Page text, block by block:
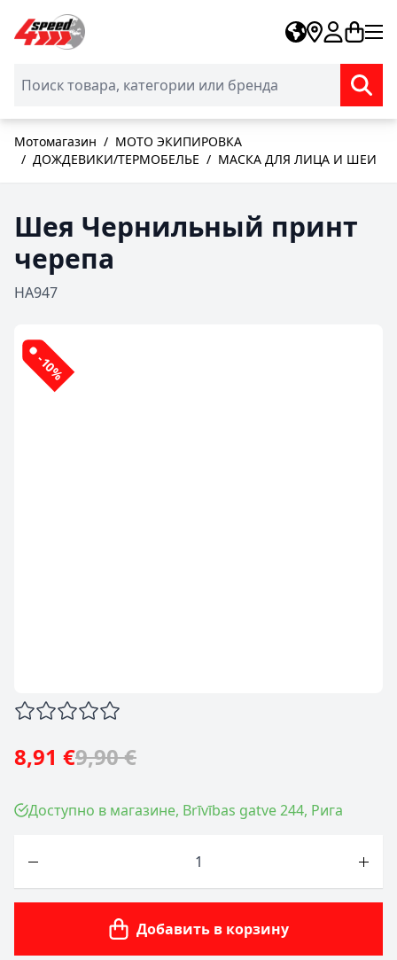
Skip to Content
Мотомагазин / МОТО ЭКИПИРОВКА
/ ДОЖДЕВИКИ/ТЕРМОБЕЛЬЕ / МАСКА ДЛЯ ЛИЦА И ШЕИ
Шея Чернильный принт
черепа
HA947
-10%
8,91 €9,90 €
Доступно в магазине, Brīvības gatve 244, Рига
Добавить в корзину